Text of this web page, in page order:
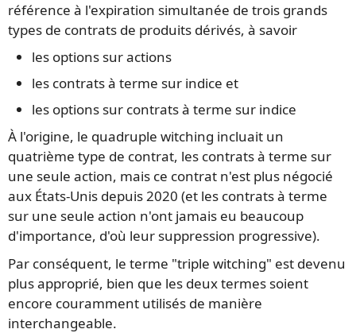
référence à l'expiration simultanée de trois grands
types de contrats de produits dérivés, à savoir
les options sur actions
les contrats à terme sur indice et
les options sur contrats à terme sur indice
À l'origine, le quadruple witching incluait un
quatrième type de contrat, les contrats à terme sur
une seule action, mais ce contrat n'est plus négocié
aux États-Unis depuis 2020 (et les contrats à terme
sur une seule action n'ont jamais eu beaucoup
d'importance, d'où leur suppression progressive).
Par conséquent, le terme "triple witching" est devenu
plus approprié, bien que les deux termes soient
encore couramment utilisés de manière
interchangeable.